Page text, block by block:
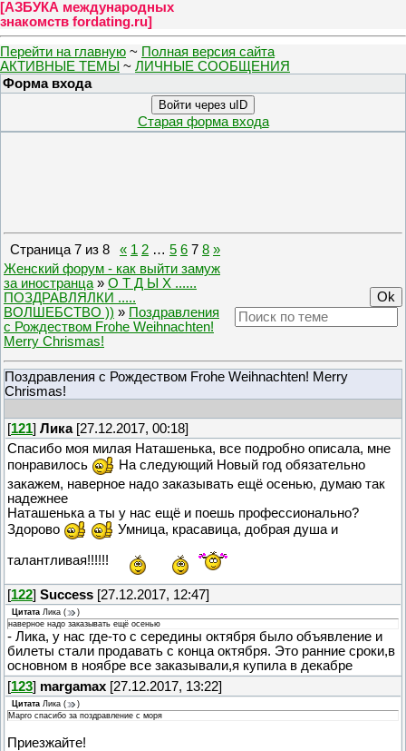
[АЗБУКА международных
знакомств fordating.ru]
Перейти на главную ~ Полная версия сайта
АКТИВНЫЕ ТЕМЫ ~ ЛИЧНЫЕ СООБЩЕНИЯ
Форма входа
Войти через uID
Старая форма входа
Страница7 из 8 « 1 2 … 5 6 7 8 »
Женский форум - как выйти замуж
за иностранца » О Т Д Ы Х ......
ПОЗДРАВЛЯЛКИ .....
ВОЛШЕБСТВО )) » Поздравления
с Рождеством Frohe Weihnachten!
Merry Chrismas!
Поздравления с Рождеством Frohe Weihnachten! Merry
Chrismas!
[121] Лика[27.12.2017, 00:18]
Спасибо моя милая Наташенька, все подробно описала, мне
понравилось
На следующий Новый год обязательно
закажем, наверное надо заказывать ещё осенью, думаю так
надежнее
Наташенька а ты у нас ещё и поешь профессионально?
Здорово
Умница, красавица, добрая душа и
талантливая!!!!!!
[122] Success [27.12.2017, 12:47]
Цитата Лика (
)
наверное надо заказывать ещё осенью
- Лика, у нас где-то с середины октября было объявление и
билеты стали продавать с конца октября. Это ранние сроки,в
основном в ноябре все заказывали,я купила в декабре
[123] margamax [27.12.2017, 13:22]
Цитата Лика (
)
Марго спасибо за поздравление с моря
Приезжайте!